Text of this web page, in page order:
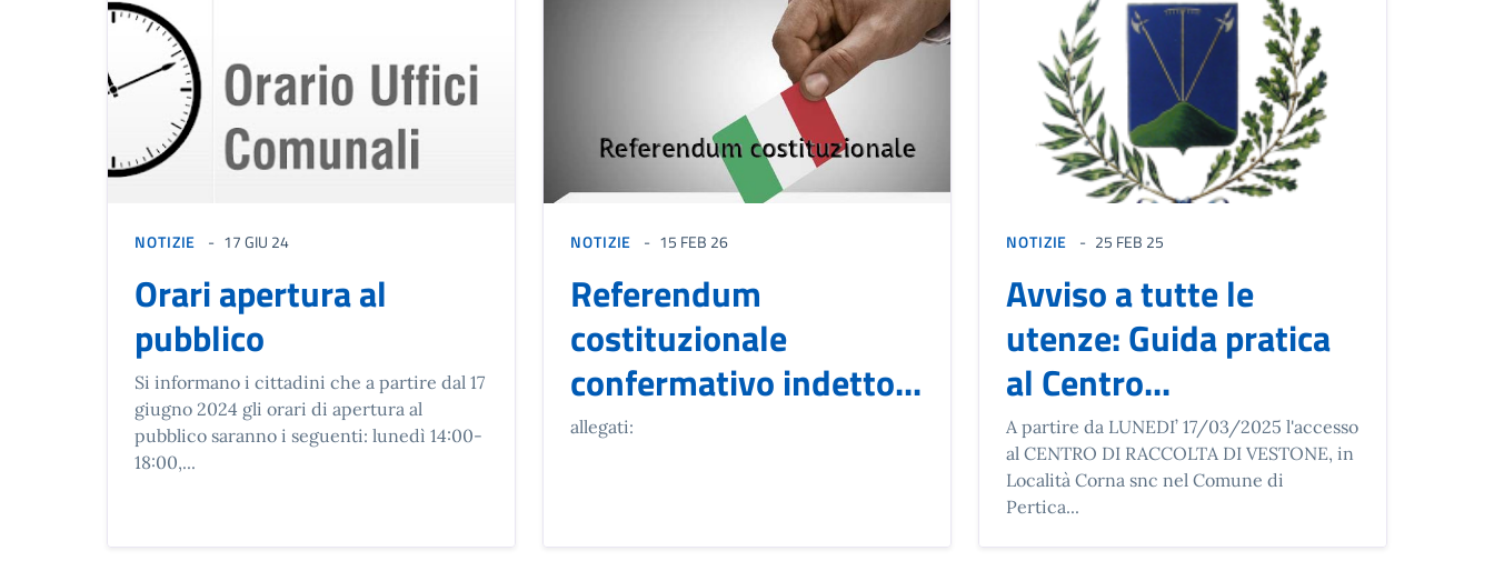
NOTIZIE 17 GIU 24
Orari apertura al
pubblico
Si informano i cittadini che a partire dal 17
giugno 2024 gli orari di apertura al
pubblico saranno i seguenti: lunedì 14:00-
18:00,...
NOTIZIE 15 FEB 26
Referendum
costituzionale
confermativo indetto...
allegati:
NOTIZIE 25 FEB 25
Avviso a tutte le
utenze: Guida pratica
al Centro...
A partire da LUNEDI’ 17/03/2025 l'accesso
al CENTRO DI RACCOLTA DI VESTONE, in
Località Corna snc nel Comune di
Pertica...